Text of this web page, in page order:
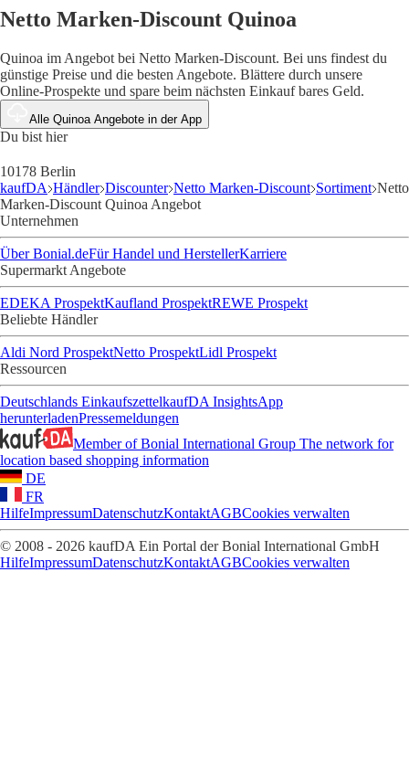
Netto Marken-Discount Quinoa
Quinoa im Angebot bei Netto Marken-Discount. Bei uns findest du
günstige Preise und die besten Angebote. Blättere durch unsere
Online-Prospekte und spare beim nächsten Einkauf bares Geld.
Alle Quinoa Angebote in der App
Du bist hier
10178 Berlin
kaufDA Händler Discounter Netto Marken-Discount Sortiment Netto
Marken-Discount Quinoa Angebot
Unternehmen
Über Bonial.deFür Handel und HerstellerKarriere
Supermarkt Angebote
EDEKA ProspektKaufland ProspektREWE Prospekt
Beliebte Händler
Aldi Nord ProspektNetto ProspektLidl Prospekt
Ressourcen
Deutschlands EinkaufszettelkaufDA InsightsApp
herunterladenPressemeldungen
Member of Bonial International Group The network for
location based shopping information
DE
FR
HilfeImpressumDatenschutzKontaktAGBCookies verwalten
© 2008 - 2026 kaufDA Ein Portal der Bonial International GmbH
HilfeImpressumDatenschutzKontaktAGBCookies verwalten